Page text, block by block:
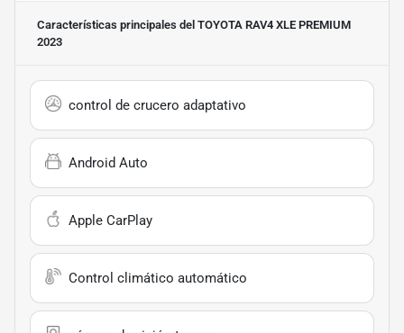
Características principales del TOYOTA RAV4 XLE PREMIUM
2023
control de crucero adaptativo
Android Auto
Apple CarPlay
Control climático automático